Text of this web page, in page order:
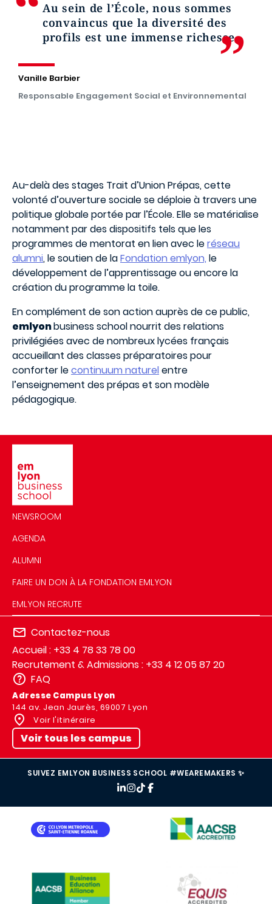
Au sein de l’École, nous sommes
convaincus que la diversité des
profils est une immense richesse.
Vanille Barbier
Responsable Engagement Social et Environnemental
Au-delà des stages Trait d’Union Prépas, cette
volonté d’ouverture sociale se déploie à travers une
politique globale portée par l’École. Elle se matérialise
notamment par des dispositifs tels que les
programmes de mentorat en lien avec leréseau
alumni, le soutien de laFondation emlyon, le
développement de l’apprentissage ou encore la
création du programme la toile.
En complément de son action auprès de ce public,
emlyonbusiness school nourrit des relations
privilégiées avec de nombreux lycées français
accueillant des classes préparatoires pour
conforter lecontinuum naturelentre
l’enseignement des prépas et son modèle
pédagogique.
NEWSROOM
AGENDA
ALUMNI
FAIRE UN DON À LA FONDATION EMLYON
EMLYON RECRUTE
Contactez-nous
Accueil : +33 4 78 33 78 00
Recrutement & Admissions : +33 4 12 05 87 20
FAQ
Adresse Campus Lyon
144 av. Jean Jaurès, 69007 Lyon
Voir l'itinéraire
Voir tous les campus
SUIVEZ EMLYON BUSINESS SCHOOL #WEAREMAKERS ✨
IMAGE